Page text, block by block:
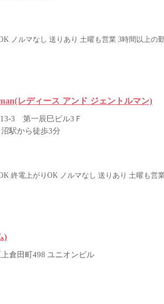
ノルマなし 送りあり 土曜も営業 3時間以上の
レディース アンド ジェントルマン)
3 第一辰巳ビル3Ｆ
駅から徒歩3分
終電上がりOK ノルマなし 送りあり 土曜も営
)
倉田町498 ユニオンビル